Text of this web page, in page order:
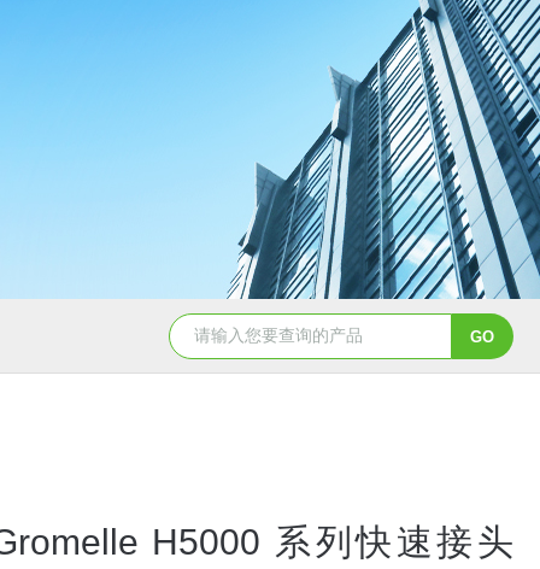
5347信德迈代理Parker 45度绝缘防水接头 5353信
H5000 系列快速接头